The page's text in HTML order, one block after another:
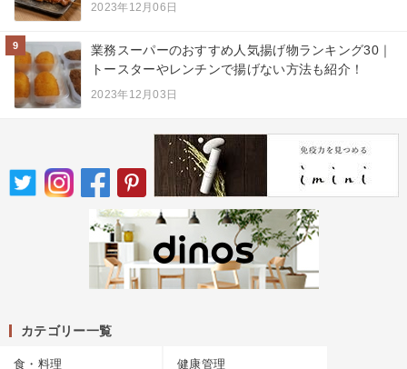
2023年12月06日
9
業務スーパーのおすすめ人気揚げ物ランキング30｜
トースターやレンチンで揚げない方法も紹介！
2023年12月03日
カテゴリー一覧
食・料理 健康管理